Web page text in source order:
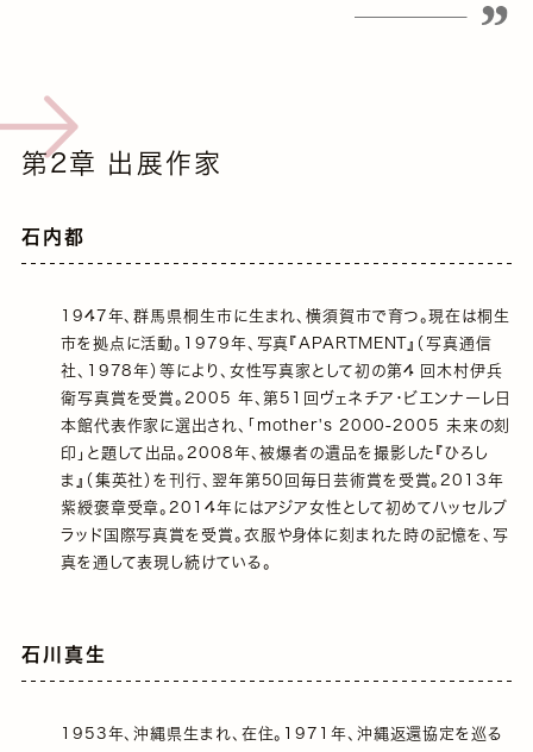
第2章 出展作家
石内都
1947年、群馬県桐生市に生まれ、横須賀市で育つ。現在は桐生
市を拠点に活動。1979年、写真『APARTMENT』（写真通信
社、1978年）等により、女性写真家として初の第4 回木村伊兵
衛写真賞を受賞。2005 年、第51回ヴェネチア・ビエンナーレ日
本館代表作家に選出され、「mother's 2000-2005 未来の刻
印」と題して出品。2008年、被爆者の遺品を撮影した『ひろし
ま』（集英社）を刊行、翌年第50回毎日芸術賞を受賞。2013年
紫綬褒章受章。2014年にはアジア女性として初めてハッセルブ
ラッド国際写真賞を受賞。衣服や身体に刻まれた時の記憶を、写
真を通して表現し続けている。
石川真生
1953年、沖縄県生まれ、在住。1971年、沖縄返還協定を巡る